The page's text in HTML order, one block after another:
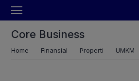
Core Business
Home Finansial Properti UMKM